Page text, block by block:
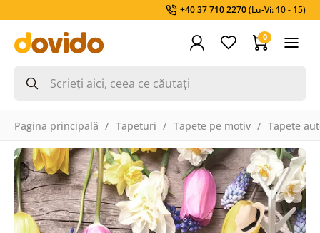
+40 37 710 2270(Lu-Vi: 10 - 15)
0
Pagina principală Tapeturi Tapete pe motiv Tapete